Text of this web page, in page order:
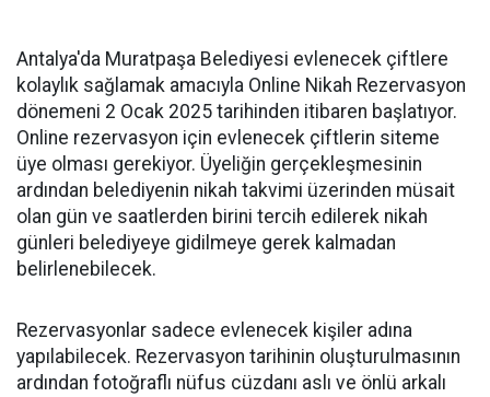
Antalya'da Muratpaşa Belediyesi evlenecek çiftlere
kolaylık sağlamak amacıyla Online Nikah Rezervasyon
dönemeni 2 Ocak 2025 tarihinden itibaren başlatıyor.
Online rezervasyon için evlenecek çiftlerin siteme
üye olması gerekiyor. Üyeliğin gerçekleşmesinin
ardından belediyenin nikah takvimi üzerinden müsait
olan gün ve saatlerden birini tercih edilerek nikah
günleri belediyeye gidilmeye gerek kalmadan
belirlenebilecek.
Rezervasyonlar sadece evlenecek kişiler adına
yapılabilecek. Rezervasyon tarihinin oluşturulmasının
ardından fotoğraflı nüfus cüzdanı aslı ve önlü arkalı